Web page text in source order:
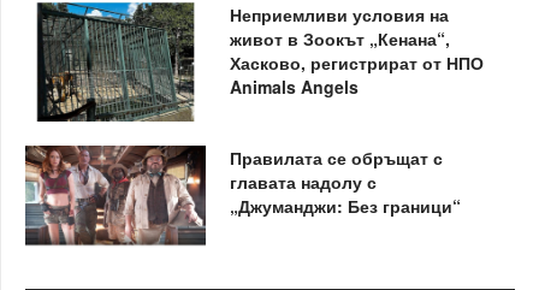
Неприемливи условия на
живот в Зоокът „Кенана“,
Хасково, регистрират от НПО
Animals Angels
Правилата се обръщат с
главата надолу с
„Джуманджи: Без граници“